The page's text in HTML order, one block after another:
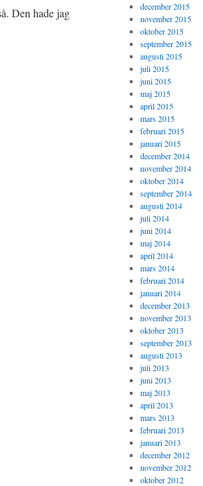
Den hade jag
december 2015
november 2015
oktober 2015
september 2015
augusti 2015
juli 2015
juni 2015
maj 2015
april 2015
mars 2015
februari 2015
januari 2015
december 2014
november 2014
oktober 2014
september 2014
augusti 2014
juli 2014
juni 2014
maj 2014
april 2014
mars 2014
februari 2014
januari 2014
december 2013
november 2013
oktober 2013
september 2013
augusti 2013
juli 2013
juni 2013
maj 2013
april 2013
mars 2013
februari 2013
januari 2013
december 2012
november 2012
oktober 2012